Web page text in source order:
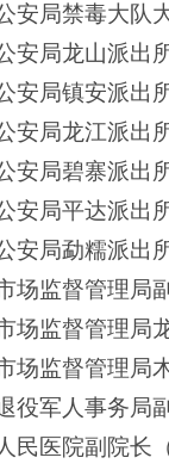
安局禁毒大队
安局龙山派出
局镇安派出
安局龙江派出
安局碧寨派出
局平达派出
局勐糯派出
场监督管理局
场监督管理局
监督管理局
役军人事务局
民医院副院长